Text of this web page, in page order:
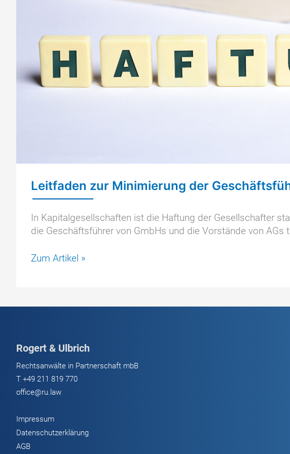
Leitfaden zur Minimierung der
In Kapitalgesellschaften ist die Haftung der Gesellschafter
die Geschäftsführer von GmbHs und die Vorstände von AGs
Leitfaden
Geschäftsführerhaftung
GmbH
Zum Artikel »
Rogert & Ulbrich
Rechtsanwälte in Partnerschaft mbB
T +49 211 819 770
office@ru.law
Impressum
Datenschutzerklärung
AGB